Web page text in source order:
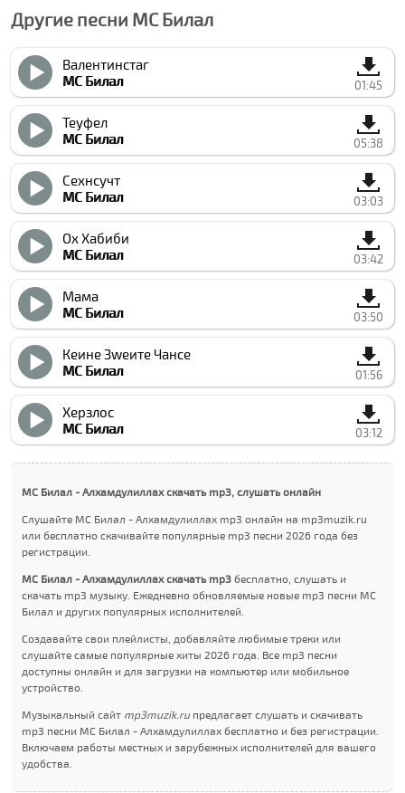
Другие песни МC Билал
Валентинстаг
МC Билал
01:45
Теуфел
МC Билал
05:38
Сехнсучт
МC Билал
03:03
Ох Хабиби
МC Билал
03:42
Мама
МC Билал
03:50
Кеине Зwеите Чанcе
МC Билал
01:56
Херзлос
МC Билал
03:12
МC Билал - Алхамдулиллах скачать mp3, слушать онлайн
Слушайте МC Билал - Алхамдулиллах mp3 онлайн на mp3muzik.ru
или бесплатно скачивайте популярные mp3 песни 2026 года без
регистрации.
МC Билал - Алхамдулиллах скачать mp3 бесплатно, слушать и
скачать mp3 музыку. Ежедневно обновляемые новые mp3 песни МC
Билал и других популярных исполнителей.
Создавайте свои плейлисты, добавляйте любимые треки или
слушайте самые популярные хиты 2026 года. Все mp3 песни
доступны онлайн и для загрузки на компьютер или мобильное
устройство.
Музыкальный сайт mp3muzik.ruпредлагает слушать и скачивать
mp3 песни МC Билал - Алхамдулиллах бесплатно и без регистрации.
Включаем работы местных и зарубежных исполнителей для вашего
удобства.